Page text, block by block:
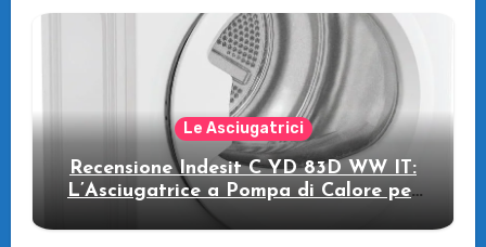
Le Asciugatrici
Recensione Indesit C YD 83D WW IT:
L’Asciugatrice a Pompa di Calore per
il Tuo Benessere